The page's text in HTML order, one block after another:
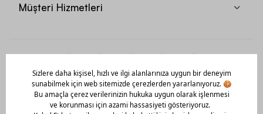
Müşteri Hizmetleri
Mobil Uygulamamızı Hemen İndir!